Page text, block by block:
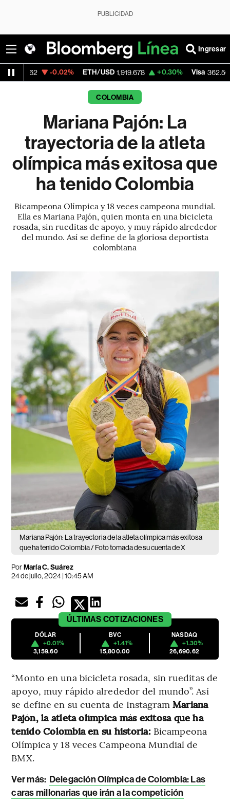
PUBLICIDAD
Ingresar
-0.02% ETH/USD 1,919.678 +0.30% Visa 362.50 -2.15%
COLOMBIA
Mariana Pajón: La
trayectoria de la atleta
olímpica más exitosa que
ha tenido Colombia
Bicampeona Olímpica y 18 veces campeona mundial.
Ella es Mariana Pajón, quien monta en una bicicleta
rosada, sin rueditas de apoyo, y muy rápido alrededor
del mundo. Así se define de la gloriosa deportista
colombiana
Mariana Pajón: La trayectoria de la atleta olímpica más exitosa
que ha tenido Colombia / Foto tomada de su cuenta de X
PorMaría C. Suárez
24 de julio, 2024 | 10:45 AM
ÚLTIMAS COTIZACIONES
DÓLAR
+0.01%
3,159.60
BVC
+1.41%
15,800.00
NASDAQ
+1.30%
26,690.62
“Monto en una bicicleta rosada, sin rueditas de
apoyo, muy rápido alrededor del mundo”. Así
se define en su cuenta de Instagram Mariana
Pajón, la atleta olímpica más exitosa que ha
tenido Colombia en su historia: Bicampeona
Olímpica y 18 veces Campeona Mundial de
BMX.
Ver más: Delegación Olímpica de Colombia: Las
caras millonarias que irán a la competición